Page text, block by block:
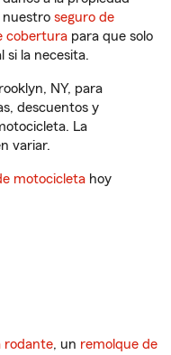
nuestro seguro de
cobertura para que solo
si la necesita.
NY, para
descuentos y
La
variar.
motocicleta hoy
rodante, un remolque de